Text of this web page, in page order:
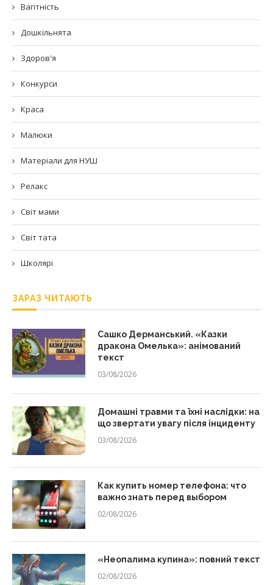
Вагітність
Дошкільнята
Здоров'я
Конкурси
Краса
Малюки
Матеріали для НУШ
Релакс
Світ мами
Світ тата
Школярі
ЗАРАЗ ЧИТАЮТЬ
Сашко Дерманський. «Казки
дракона Омелька»: анімований
текст
03/08/2026
Домашні травми та їхні наслідки: на
що звертати увагу після інциденту
03/08/2026
Как купить номер телефона: что
важно знать перед выбором
02/08/2026
«Неопалима купина»: повний текст
02/08/2026